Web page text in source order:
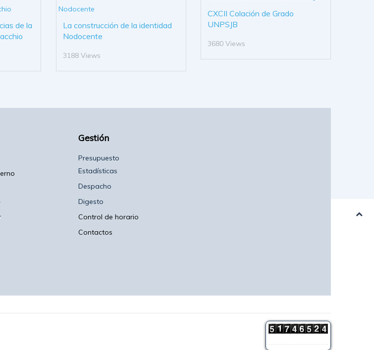
de la
La construcción de la identidad
Nodocente
3188 Views
CXCII Colación de Grado
UNPSJB
3680 Views
Gestión
Presupuesto
Estadísticas
Despacho
Digesto
Control de horario
Contactos